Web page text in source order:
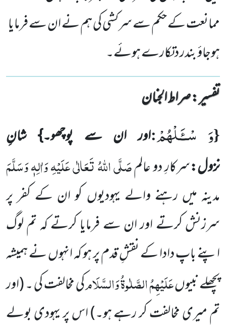
ممانعت کے حکم سے سرکشی کی ہم نے ان سے فرمایا
ہوجاؤ بندر دتکارے ہوئے۔
تفسیر : ‎صراط الجنان
{وَ سْــٴَـلْهُمْ:اور ان سے پوچھو۔} شانِ
نزول:سرکارِ دو عالمصَلَّی اللہُ تَعَالٰی عَلَیْہِ وَاٰلِہٖ وَسَلَّمَ
مدینہ میں رہنے والے یہودیوں کو ان کے کفر پر
سرزنش کرتے اور ان سے فرمایا کرتے کہ تم لوگ
اپنے باپ دادا کے نقشِ قدم پر ہو کہ انہوں نے ہمیشہ
پچھلے نبیوںعَلَیْہِمُ الصَّلٰوۃُ وَالسَّلَامکی مخالفت کی ۔(اور
تم میری مخالفت کر رہے ہو۔)اس پر یہودی بولے